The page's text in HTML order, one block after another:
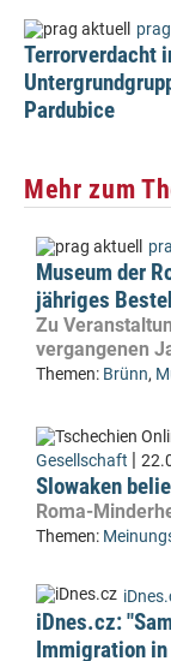
Terrorverdacht
Pardubice
Mehr zum
Museum der
jähriges
Zu
vergangenen
Themen: Brünn,
Gesellschaft |
Slowaken
Roma-
Themen:
iDnes.cz:
Immigration in